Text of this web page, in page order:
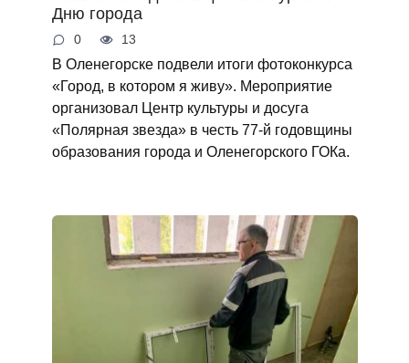
Дню города
0 13
В Оленегорске подвели итоги фотоконкурса
«Город, в котором я живу». Мероприятие
организовал Центр культуры и досуга
«Полярная звезда» в честь 77-й годовщины
образования города и Оленегорского ГОКа.